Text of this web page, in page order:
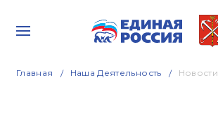
Главная Наша Деятельность Новости